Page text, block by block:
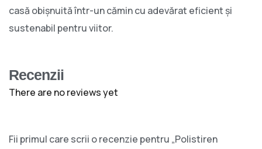
casă obișnuită într-un cămin cu adevărat eficient și
sustenabil pentru viitor.
Recenzii
There are no reviews yet
Fii primul care scrii o recenzie pentru „Polistiren